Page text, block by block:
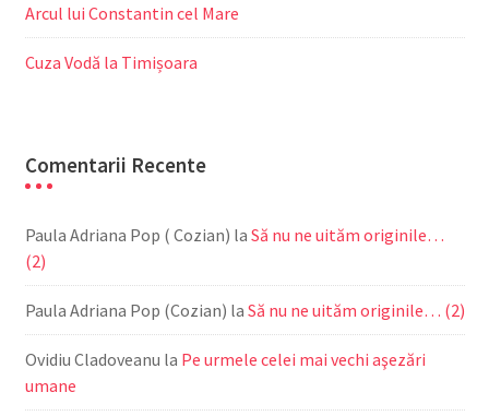
Arcul lui Constantin cel Mare
Cuza Vodă la Timișoara
Comentarii Recente
Paula Adriana Pop ( Cozian) la Să nu ne uităm originile…
(2)
Paula Adriana Pop (Cozian) la Să nu ne uităm originile… (2)
Ovidiu Cladoveanu la Pe urmele celei mai vechi aşezări
umane